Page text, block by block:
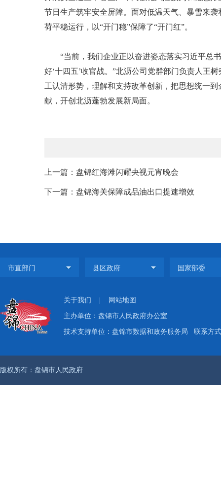
节日生产筑牢安全屏障。面对低温天气、暴雪来
荷平稳运行，以“开门稳”保障了“开门红”。
“当前，我们企业正以奋进姿态落实习近平总书
好‘十四五’收官战。”北沥公司党群部门负责人王
工认清形势，理解和支持改革创新，把思想统一
献，开创北沥蓬勃发展新局面。
上一篇：盘锦红海滩闪耀央视元宵晚会
下一篇：盘锦海关保障成品油出口提速增效
关于我们 网站地图
主办单位：盘锦市人民政府办公室
技术支持单位：盘锦市数据和政务服务局 联系方
版权所有：盘锦市人民政府